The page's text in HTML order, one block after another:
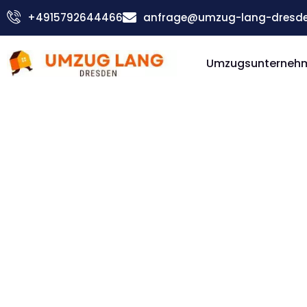
Zum
Inhalt
+4915792644466 anfrage@umzug-lang-